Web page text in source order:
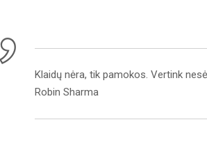
Klaidų nėra, tik pamokos. Vertink
Robin Sharma